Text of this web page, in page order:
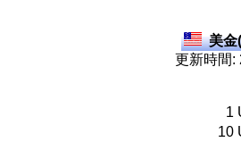
美金
更新時間:
1
10